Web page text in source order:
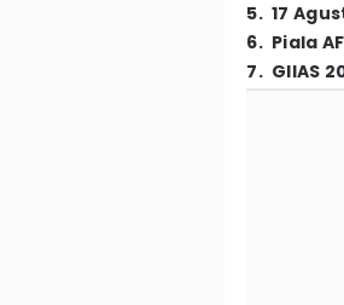
5. 17
6. Piala
7. GIIAS